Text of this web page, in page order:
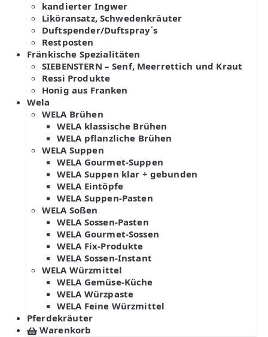
kandierter Ingwer
Liköransatz, Schwedenkräuter
Duftspender/Duftspray´s
Restposten
Fränkische Spezialitäten
SIEBENSTERN – Senf, Meerrettich und Kraut
Ressi Produkte
Honig aus Franken
Wela
WELA Brühen
WELA klassische Brühen
WELA pflanzliche Brühen
WELA Suppen
WELA Gourmet-Suppen
WELA Suppen klar + gebunden
WELA Eintöpfe
WELA Suppen-Pasten
WELA Soßen
WELA Sossen-Pasten
WELA Gourmet-Sossen
WELA Fix-Produkte
WELA Sossen-Instant
WELA Würzmittel
WELA Gemüse-Küche
WELA Würzpaste
WELA Feine Würzmittel
Pferdekräuter
Warenkorb